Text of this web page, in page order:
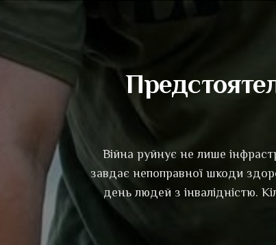
Війна руйнує не лише
завдає непоправної шкоди
день людей з інвалідністю.